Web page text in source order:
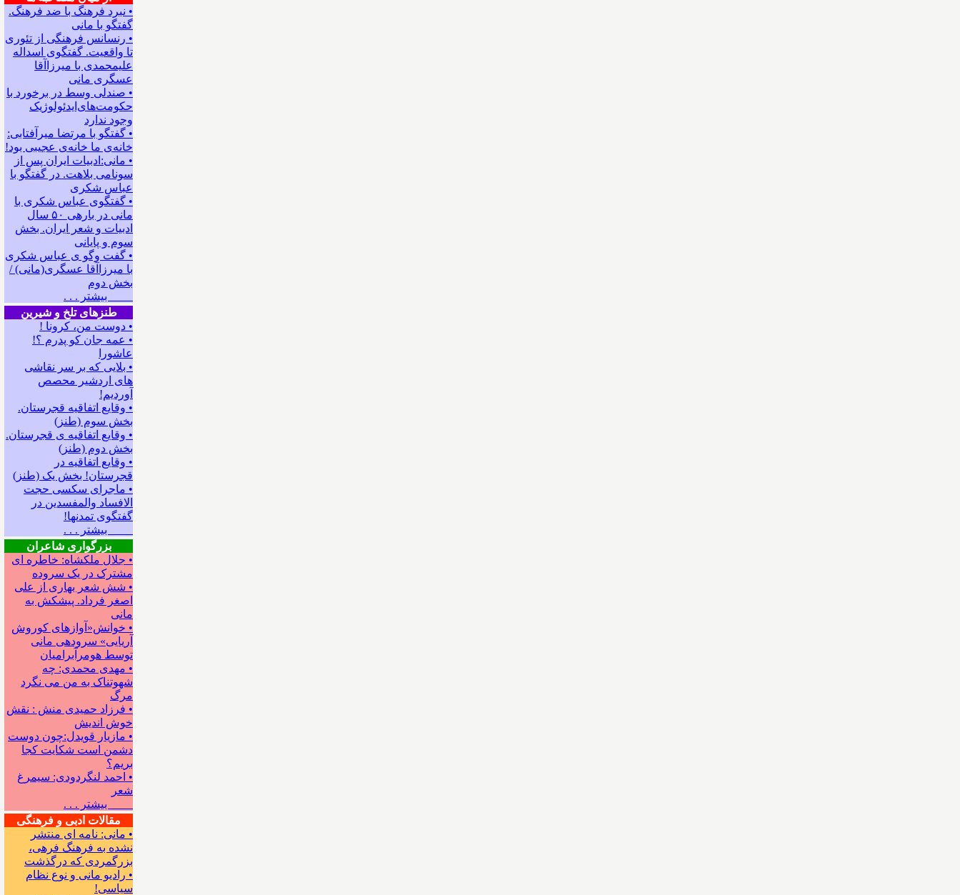
• نبرد فرهنگ با ضد فرهنگ.
گفتگو با ﻣﺎﻧﻰ
• رنسانس فرهنگی ‌از تئوری
‌تا واقعیت. گفتگوی اسداله
علیمحمدی با میرزاآقا
عسگری ‌مانی
• صندلی وسط در برخورد با
حکومت‌های‌ایدئولوژیک
وجود ندارد
• گفتگو با مرتضا میرآفتابی:
ﺧﺎﻧﻪﻯ ﻣﺎ ﺧﺎﻧﻪﻯ ﻋﺠﻴﺒﻰ ﺑﻮﺩ!
• مانی:ادبیات ایران پس از
سونامی بلاهت. در گفتگو با
عباس شکری
• گفتگوی عباس شکری با
مانی در باره‍ی ۵۰ سال
ادبیات و شعر ایران. بخش
سوم و پایانی
• گفت وگو ی عباس شکری
با میرزاآقا عسگری(مانی) /
بخش دوم
بیشتر . . .
طنزهای تلخ و شیرین
• دوست من، کرونا !
• ﻋﻤﻪ ﺟﺎﻥ ﻛﻮ ﭘﺪﺭﻡ ؟!
عاشورا
• بلایی که بر سر نقاشی
های اردشیر محصص
آوردیم!
• وقایع اتفاقیه قجرستان.
بخش سوم (طنز)
• وقایع اتفاقیه ی قجرستان.
بخش دوم (طنز)
• وقایع اتفاقیه در
قجرستان! بخش یک (طنز)
• ماجرای سکسی حجت
الافساد والمفسدین در
گفتگوی تمدنها!
بیشتر . . .
بزرگواری شاعران
• جلال ملکشاه: خاطره ای
مشترک در یک سروده
• شش شعر بهاری از علی
اصغر فرداد. پیشکش به
مانی
• خوانش«آوازهای کوروش
آریایی» سروده‍ی مانی
توسط هومرآبرامیان
• مهدی محمدی: چه
شهوتناک به من می نگرد
مرگ
• فرزاد حمیدی منش : نقش
خوش اندیش
• مازیار قویدل:چون دوست
دشمن است شکایت کجا
بریم؟
• احمد لنگردودی: سیمرغ
شعر
بیشتر . . .
مقالات ادبی و فرهنگی
• مانی: نامه ای منتشر
نشده به فرهنگ فرهی،
بزرگمردی که درگذشت
• رادیو مانی و نوع نظام
سیاسی!